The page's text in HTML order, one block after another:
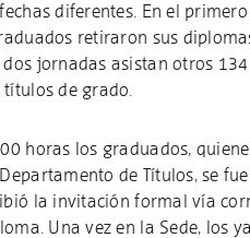
diferentes. En el
retiraron sus
jornadas asistan otros
títulos de grado.
horas los graduados,
de Títulos, se
la invitación formal vía
Una vez en la Sede, los